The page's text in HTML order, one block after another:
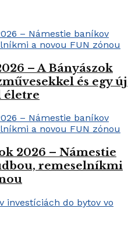
– A Bányászok
és egy új
életre
2026 – Námestie
remeselníkmi